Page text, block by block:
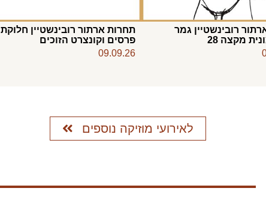
רובינשטיין גמר
מקצה 28
תחרות ארתור רובינשטיין חלוקת
פרסים וקונצרט הזוכים
09.09.26
לאירועי מוזיקה נוספים